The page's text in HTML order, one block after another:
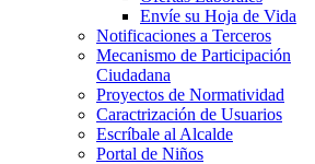
Envíe su Hoja de Vida
Notificaciones a Terceros
Mecanismo de Participación
Ciudadana
Proyectos de Normatividad
Caractrización de Usuarios
Escríbale al Alcalde
Portal de Niños